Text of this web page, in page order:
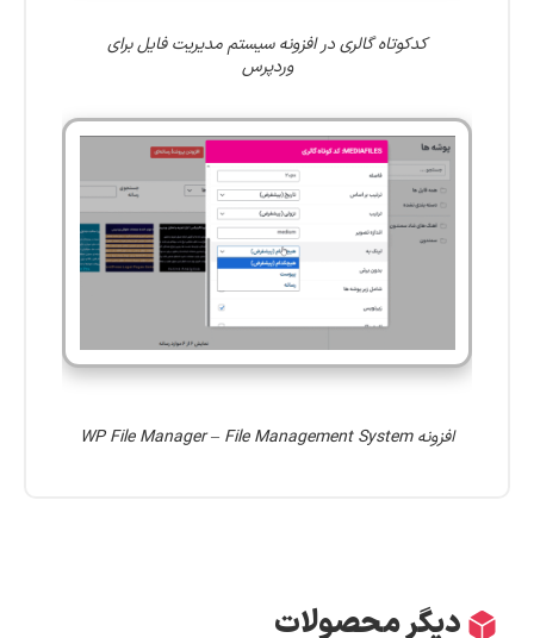
کدکوتاه گالری در افزونه سیستم مدیریت فایل برای
وردپرس
افزونه WP File Manager – File Management System
دیگر محصولات